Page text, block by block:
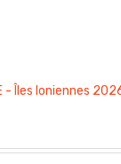
- Îles Ioniennes